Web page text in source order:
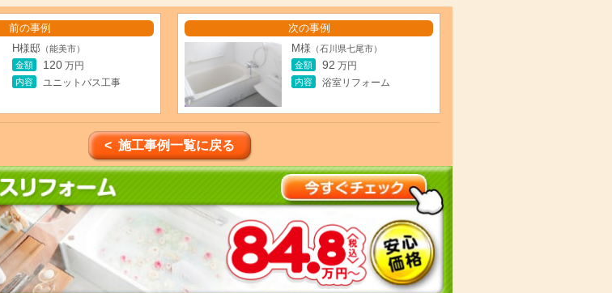
前の事例
H様邸 （能美市）
金額
120 万円
内容
ユニットバス工事
次の事例
M様 （石川県七尾市）
金額
92 万円
内容
浴室リフォーム
< 施工事例一覧に戻る